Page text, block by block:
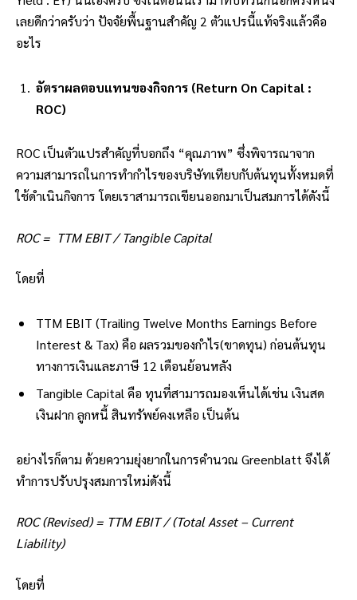
เลยดีกว่าครับว่า ปัจจัยพื้นฐานสำคัญ 2 ตัวแปรนี้แท้จริงแล้วคือ
อะไร
อัตราผลตอบแทนของกิจการ (Return On Capital :
ROC)
ROC เป็นตัวแปรสำคัญที่บอกถึง “คุณภาพ” ซึ่งพิจารณาจาก
ความสามารถในการทำกำไรของบริษัทเทียบกับต้นทุนทั้งหมดที่
ใช้ดำเนินกิจการ โดยเราสามารถเขียนออกมาเป็นสมการได้ดังนี้
ROC = TTM EBIT / Tangible Capital
โดยที่
TTM EBIT (Trailing Twelve Months Earnings Before
Interest & Tax) คือ ผลรวมของกำไร(ขาดทุน) ก่อนต้นทุน
ทางการเงินและภาษี 12 เดือนย้อนหลัง
Tangible Capital คือ ทุนที่สามารถมองเห็นได้เช่น เงินสด
เงินฝาก ลูกหนี้ สินทรัพย์คงเหลือ เป็นต้น
อย่างไรก็ตาม ด้วยความยุ่งยากในการคำนวณ Greenblatt จึงได้
ทำการปรับปรุงสมการใหม่ดังนี้
ROC (Revised) = TTM EBIT / (Total Asset – Current
Liability)
โดยที่